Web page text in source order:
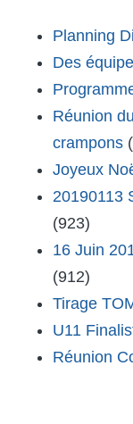
Planning
Des
Réunion
crampons
Joyeux
20190113
(923)
16 Juin
(912)
Tirage
U11
Réunion